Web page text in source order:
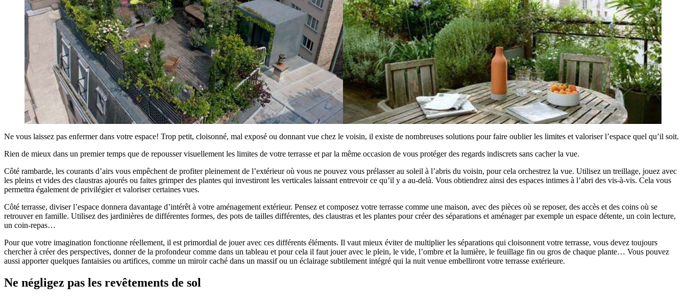
Ne vous laissez pas enfermer dans votre espace! Trop petit, cloisonné, mal exposé ou donnant vue chez le voisin, il existe de nombreuses solutions pour faire oublier les limites et valoriser l’espace quel qu’il soit.
Rien de mieux dans un premier temps que de repousser visuellement les limites de votre terrasse et par la même occasion de vous protéger des regards indiscrets sans cacher la vue.
Côté rambarde, les courants d’airs vous empêchent de profiter pleinement de l’extérieur où vous ne pouvez vous prélasser au soleil à l’abris du voisin, pour cela orchestrez la vue. Utilisez un treillage, jouez avec
les pleins et vides des claustras ajourés ou faites grimper des plantes qui investiront les verticales laissant entrevoir ce qu’il y a au-delà. Vous obtiendrez ainsi des espaces intimes à l’abri des vis-à-vis. Cela vous
permettra également de privilégier et valoriser certaines vues.
Côté terrasse, diviser l’espace donnera davantage d’intérêt à votre aménagement extérieur. Pensez et composez votre terrasse comme une maison, avec des pièces où se reposer, des accès et des coins où se
retrouver en famille. Utilisez des jardinières de différentes formes, des pots de tailles différentes, des claustras et les plantes pour créer des séparations et aménager par exemple un espace détente, un coin lecture,
un coin-repas…
Pour que votre imagination fonctionne réellement, il est primordial de jouer avec ces différents éléments. Il vaut mieux éviter de multiplier les séparations qui cloisonnent votre terrasse, vous devez toujours
chercher à créer des perspectives, donner de la profondeur comme dans un tableau et pour cela il faut jouer avec le plein, le vide, l’ombre et la lumière, le feuillage fin ou gros de chaque plante… Vous pouvez
aussi apporter quelques fantaisies ou artifices, comme un miroir caché dans un massif ou un éclairage subtilement intégré qui la nuit venue embelliront votre terrasse extérieure.
Ne négligez pas les revêtements de sol